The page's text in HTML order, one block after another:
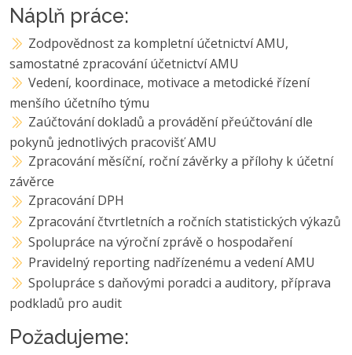
Náplň práce:
Zodpovědnost za kompletní účetnictví AMU,
samostatné zpracování účetnictví AMU
Vedení, koordinace, motivace a metodické řízení
menšího účetního týmu
Zaúčtování dokladů a provádění přeúčtování dle
pokynů jednotlivých pracovišť AMU
Zpracování měsíční, roční závěrky a přílohy k účetní
závěrce
Zpracování DPH
Zpracování čtvrtletních a ročních statistických výkazů
Spolupráce na výroční zprávě o hospodaření
Pravidelný reporting nadřízenému a vedení AMU
Spolupráce s daňovými poradci a auditory, příprava
podkladů pro audit
Požadujeme: